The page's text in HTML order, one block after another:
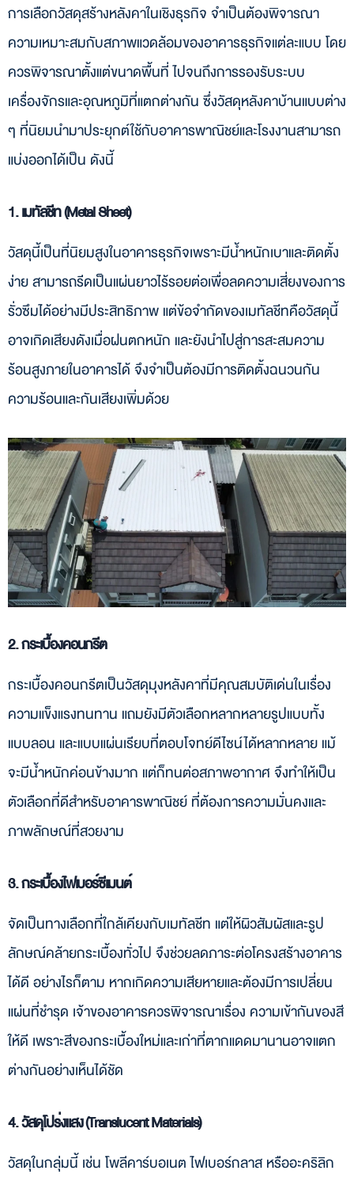
การเลือกวัสดุสร้างหลังคาในเชิงธุรกิจ จำเป็นต้องพิจารณา
ความเหมาะสมกับสภาพแวดล้อมของอาคารธุรกิจแต่ละแบบ โดย
ควรพิจารณาตั้งแต่ขนาดพื้นที่ ไปจนถึงการรองรับระบบ
เครื่องจักรและอุณหภูมิที่แตกต่างกัน ซึ่งวัสดุหลังคาบ้านแบบต่าง
ๆ ที่นิยมนำมาประยุกต์ใช้กับอาคารพาณิชย์และโรงงานสามารถ
แบ่งออกได้เป็น ดังนี้
1. เมทัลชีท (Metal Sheet)
วัสดุนี้เป็นที่นิยมสูงในอาคารธุรกิจเพราะมีน้ำหนักเบาและติดตั้ง
ง่าย สามารถรีดเป็นแผ่นยาวไร้รอยต่อเพื่อลดความเสี่ยงของการ
รั่วซึมได้อย่างมีประสิทธิภาพ แต่ข้อจำกัดของเมทัลชีทคือวัสดุนี้
อาจเกิดเสียงดังเมื่อฝนตกหนัก และยังนำไปสู่การสะสมความ
ร้อนสูงภายในอาคารได้ จึงจำเป็นต้องมีการติดตั้งฉนวนกัน
ความร้อนและกันเสียงเพิ่มด้วย
2. กระเบื้องคอนกรีต
กระเบื้องคอนกรีตเป็นวัสดุมุงหลังคาที่มีคุณสมบัติเด่นในเรื่อง
ความแข็งแรงทนทาน แถมยังมีตัวเลือกหลากหลายรูปแบบทั้ง
แบบลอน และแบบแผ่นเรียบที่ตอบโจทย์ดีไซน์ได้หลากหลาย แม้
จะมีน้ำหนักค่อนข้างมาก แต่ก็ทนต่อสภาพอากาศ จึงทำให้เป็น
ตัวเลือกที่ดีสำหรับอาคารพาณิชย์ ที่ต้องการความมั่นคงและ
ภาพลักษณ์ที่สวยงาม
3. กระเบื้องไฟเบอร์ซีเมนต์
จัดเป็นทางเลือกที่ใกล้เคียงกับเมทัลชีท แต่ให้ผิวสัมผัสและรูป
ลักษณ์คล้ายกระเบื้องทั่วไป จึงช่วยลดภาระต่อโครงสร้างอาคาร
ได้ดี อย่างไรก็ตาม หากเกิดความเสียหายและต้องมีการเปลี่ยน
แผ่นที่ชำรุด เจ้าของอาคารควรพิจารณาเรื่อง ความเข้ากันของสี
ให้ดี เพราะสีของกระเบื้องใหม่และเก่าที่ตากแดดมานานอาจแตก
ต่างกันอย่างเห็นได้ชัด
4. วัสดุโปร่งแสง (Translucent Materials)
วัสดุในกลุ่มนี้ เช่น โพลีคาร์บอเนต ไฟเบอร์กลาส หรืออะคริลิก